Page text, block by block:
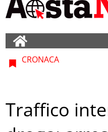
CRONACA
Traffico